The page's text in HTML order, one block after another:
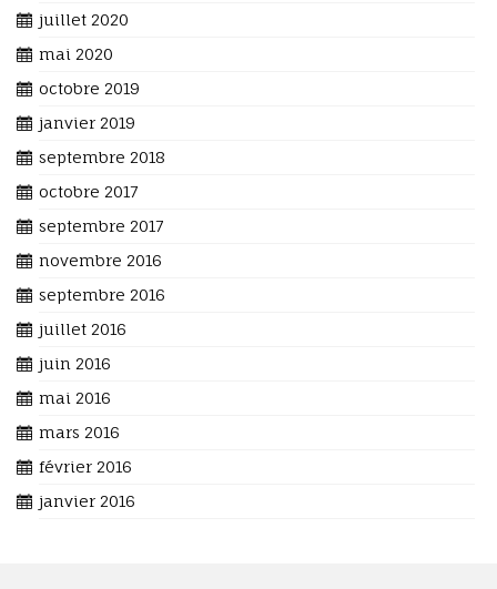
juillet 2020
mai 2020
octobre 2019
janvier 2019
septembre 2018
octobre 2017
septembre 2017
novembre 2016
septembre 2016
juillet 2016
juin 2016
mai 2016
mars 2016
février 2016
janvier 2016